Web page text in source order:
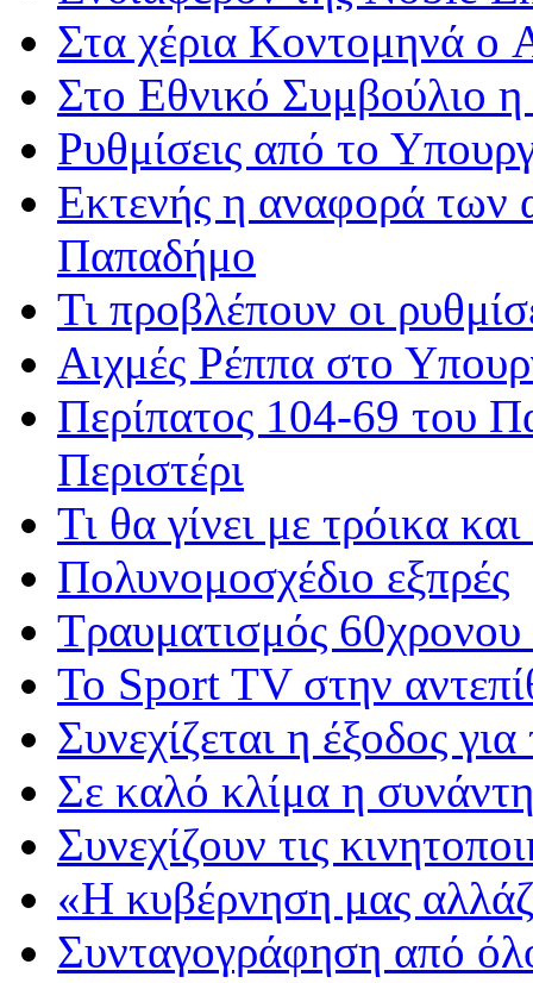
Στα χέρια Κοντομηνά ο
Στο Εθνικό Συμβούλιο
Ρυθμίσεις από το
Εκτενής η αναφορά
Παπαδήμο
Τι προβλέπουν οι
Αιχμές Ρέππα στο
Περίπατος 104-69 του
Περιστέρι
Τι θα γίνει με τρόικα
Πολυνομοσχέδιο εξπρές
Τραυματισμός
Το Sport TV στην
Συνεχίζεται η έξοδος
Σε καλό κλίμα η
Συνεχίζουν τις
«Η κυβέρνηση μας
Συνταγογράφηση από